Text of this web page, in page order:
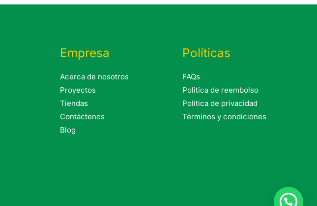
Empresa
Acerca de nosotros
Proyectos
Tiendas
Contáctenos
Blog
Políticas
FAQs
Politica de reembolso
Política de privacidad
Términos y condiciones